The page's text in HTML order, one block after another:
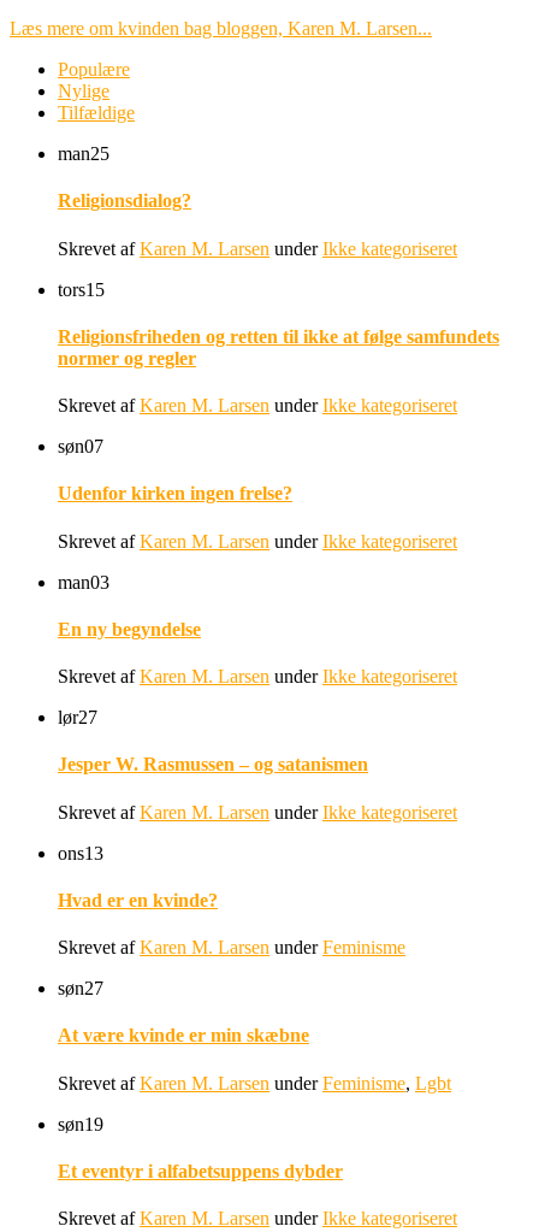
Læs mere om kvinden bag bloggen, Karen M. Larsen...
Populære
Nylige
Tilfældige
man25
Religionsdialog?
Skrevet afKaren M. Larsen underIkke kategoriseret
tors15
Religionsfriheden og retten til ikke at følge samfundets
normer og regler
Skrevet afKaren M. Larsen underIkke kategoriseret
søn07
Udenfor kirken ingen frelse?
Skrevet afKaren M. Larsen underIkke kategoriseret
man03
En ny begyndelse
Skrevet afKaren M. Larsen underIkke kategoriseret
lør27
Jesper W. Rasmussen – og satanismen
Skrevet afKaren M. Larsen underIkke kategoriseret
ons13
Hvad er en kvinde?
Skrevet afKaren M. Larsen underFeminisme
søn27
At være kvinde er min skæbne
Skrevet afKaren M. Larsen underFeminisme, Lgbt
søn19
Et eventyr i alfabetsuppens dybder
Skrevet afKaren M. Larsen underIkke kategoriseret